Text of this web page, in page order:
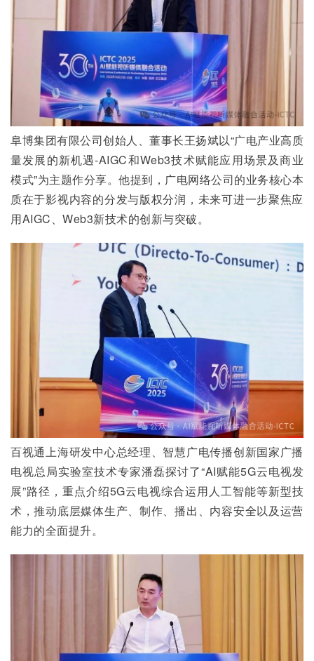
阜博集团有限公司创始人、董事长王扬斌以“广电产业高质
量发展的新机遇-AIGC和Web3技术赋能应用场景及商业
模式”为主题作分享。他提到，广电网络公司的业务核心本
质在于影视内容的分发与版权分润，未来可进一步聚焦应
用AIGC、Web3新技术的创新与突破。
百视通上海研发中心总经理、智慧广电传播创新国家广播
电视总局实验室技术专家潘磊探讨了“AI赋能5G云电视发
展”路径，重点介绍5G云电视综合运用人工智能等新型技
术，推动底层媒体生产、制作、播出、内容安全以及运营
能力的全面提升。